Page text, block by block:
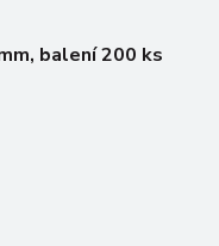
balení 200 ks